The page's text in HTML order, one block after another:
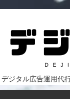
デジタル広告運用代